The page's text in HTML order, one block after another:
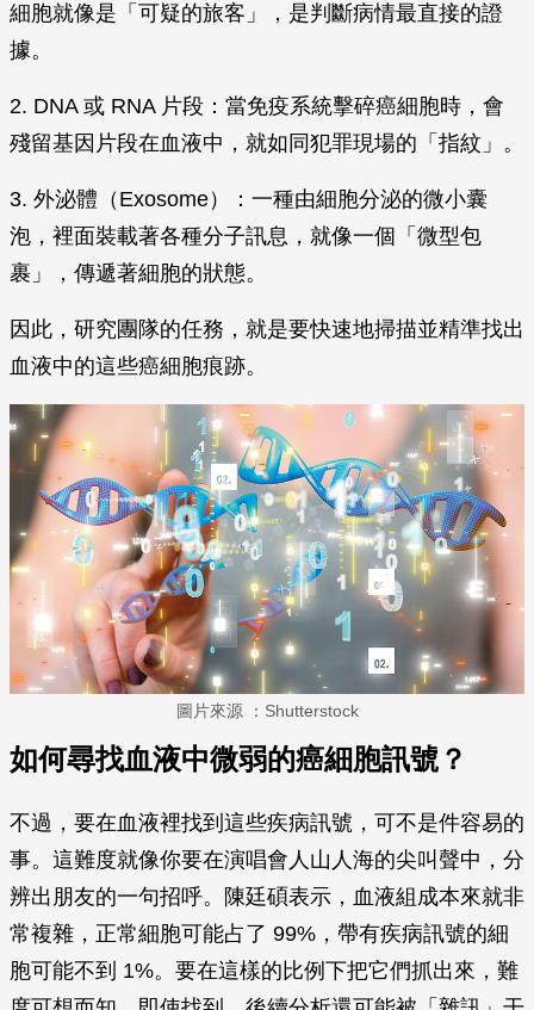
細胞就像是「可疑的旅客」，是判斷病情最直接的證
據。
2. DNA 或 RNA 片段：當免疫系統擊碎癌細胞時，會
殘留基因片段在血液中，就如同犯罪現場的「指紋」。
3. 外泌體（Exosome）：一種由細胞分泌的微小囊
泡，裡面裝載著各種分子訊息，就像一個「微型包
裹」，傳遞著細胞的狀態。
因此，研究團隊的任務，就是要快速地掃描並精準找出
血液中的這些癌細胞痕跡。
圖片來源 ：Shutterstock
如何尋找血液中微弱的癌細胞訊號？
不過，要在血液裡找到這些疾病訊號，可不是件容易的
事。這難度就像你要在演唱會人山人海的尖叫聲中，分
辨出朋友的一句招呼。陳廷碩表示，血液組成本來就非
常複雜，正常細胞可能占了 99%，帶有疾病訊號的細
胞可能不到 1%。要在這樣的比例下把它們抓出來，難